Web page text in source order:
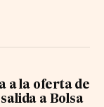
a la oferta de
a Bolsa